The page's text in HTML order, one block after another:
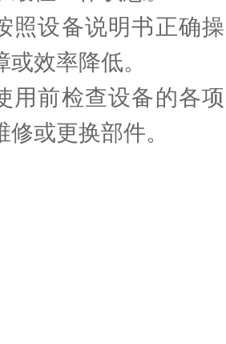
设备说明书正确操
效率降低。
前检查设备的各项
修或更换部件。